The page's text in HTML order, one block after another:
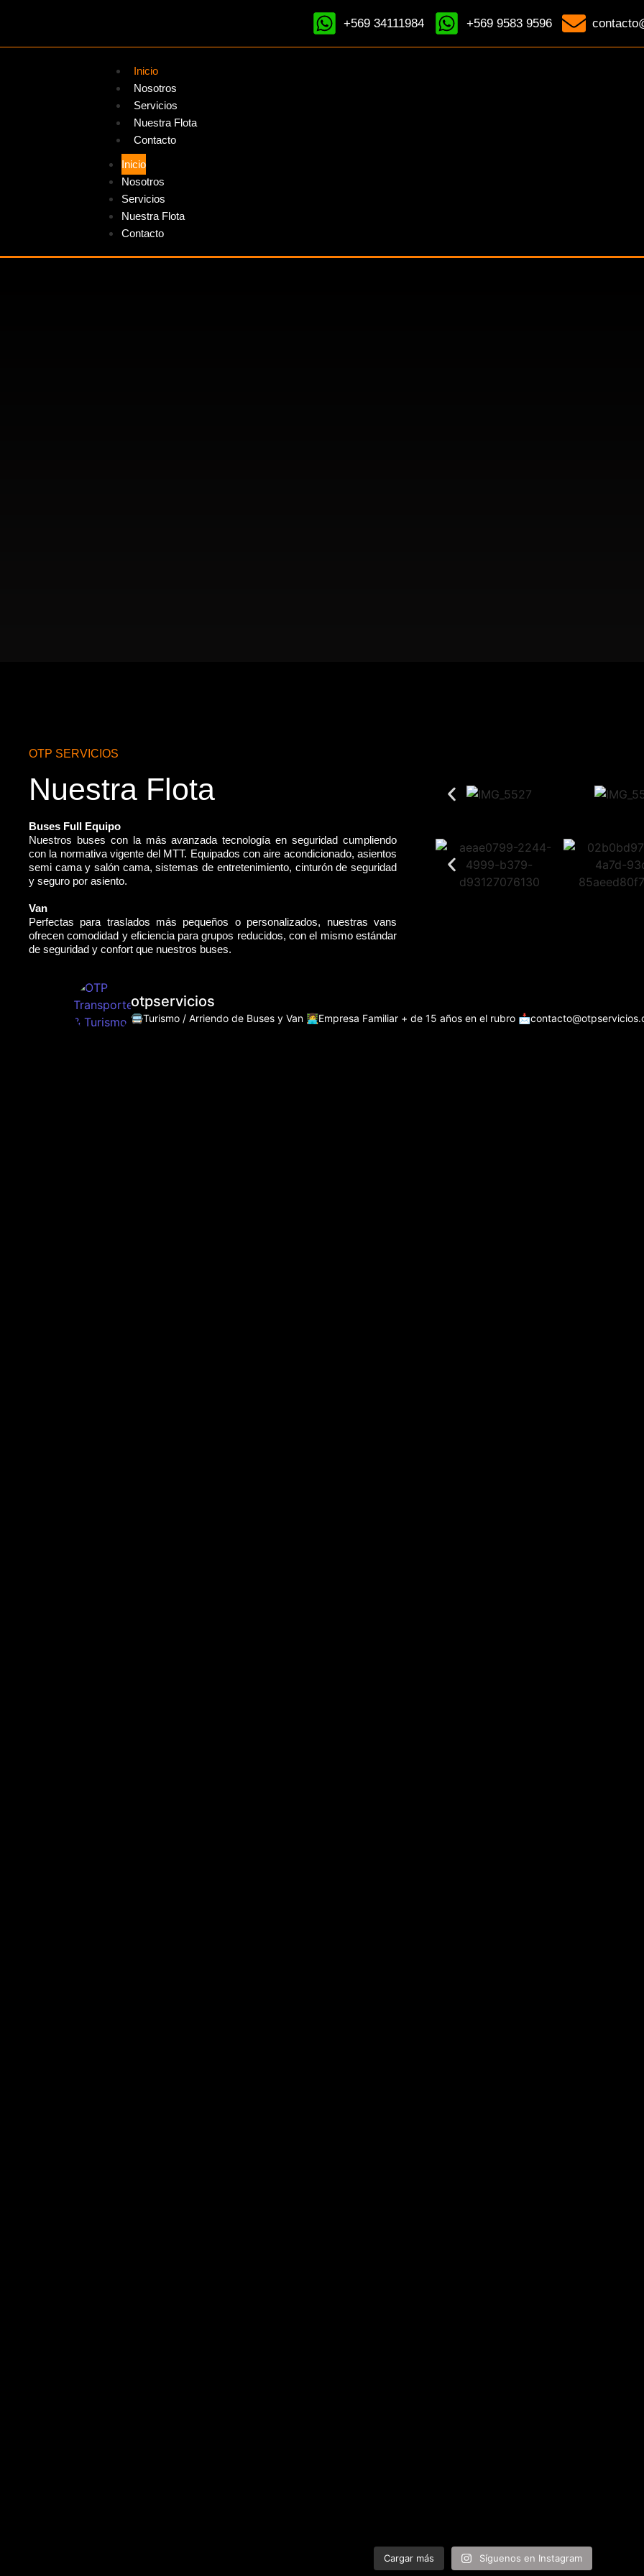
+569 34111984 +569 9583 9596
Inicio
Nosotros
Servicios
Nuestra Flota
Contacto
Inicio
Nosotros
Servicios
Nuestra Flota
Contacto
OTP SERVICIOS
Nuestra Flota
Buses Full Equipo
Nuestros buses con la más avanzada tecnología en seguridad cumpliendo
con la normativa vigente del MTT. Equipados con aire acondicionado, asientos
semi cama y salón cama, sistemas de entretenimiento, cinturón de seguridad
y seguro por asiento.
Van
Perfectas para traslados más pequeños o personalizados, nuestras vans
ofrecen comodidad y eficiencia para grupos reducidos, con el mismo estándar
de seguridad y confort que nuestros buses.
otpservicios
🚍Turismo / Arriendo de Buses y Van 👩‍💻Empresa Familiar + de 15 años en el rubro
Cargar más Síguenos en Instagram